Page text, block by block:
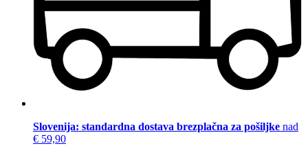
Slovenija: standardna dostava brezplačna za pošiljke nad
€ 59,90